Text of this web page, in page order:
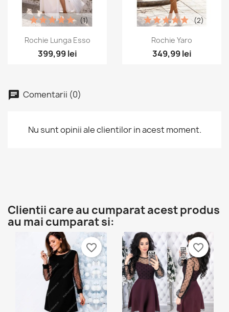
Vizualizare rapida
Rochie Lunga Esso
399,99 lei
(1)
Vizualizare rapida
Rochie Yaro
349,99 lei
(2)
Comentarii (0)
Nu sunt opinii ale clientilor in acest moment.
Clientii care au cumparat acest produs
au mai cumparat si:
favorite_border favorite_border